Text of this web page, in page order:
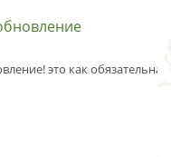
это как